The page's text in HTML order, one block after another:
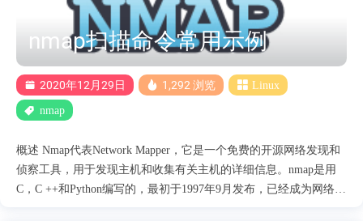
用户的.bash....
nmap扫描命令常用示例
2020年12月29日 1,292 浏览 Linux
nmap
概述 Nmap代表Network Mapper，它是一个免费的开源网络发现和
侦察工具，用于发现主机和收集有关主机的详细信息。nmap是用
C，C ++和Python编写的，最初于1997年9月发布，已经成为网络安